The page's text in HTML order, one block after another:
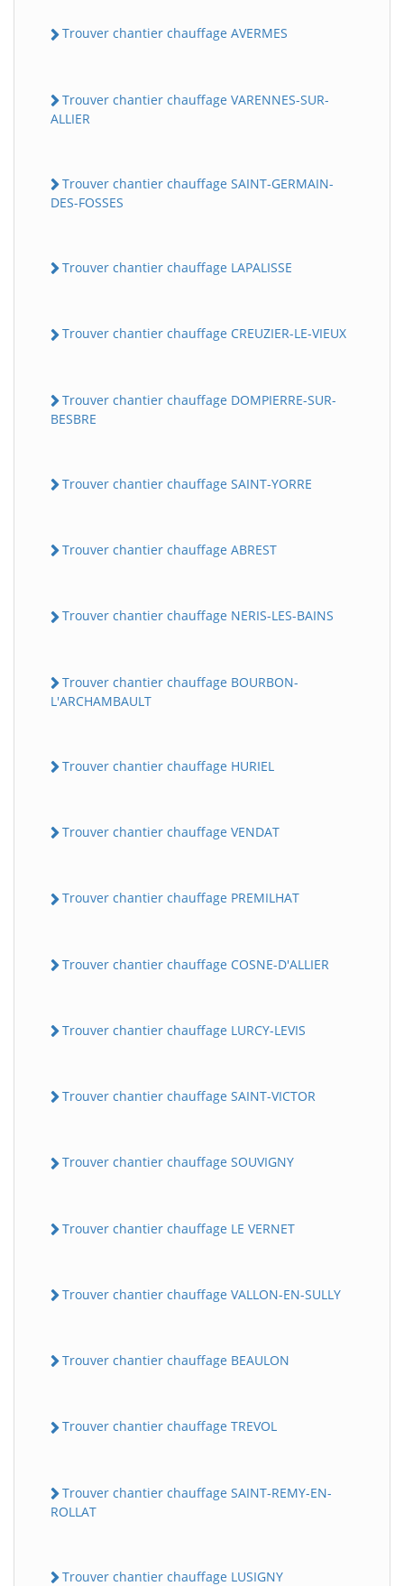
Trouver chantier chauffage AVERMES
Trouver chantier chauffage VARENNES-SUR-
ALLIER
Trouver chantier chauffage SAINT-GERMAIN-
DES-FOSSES
Trouver chantier chauffage LAPALISSE
Trouver chantier chauffage CREUZIER-LE-VIEUX
Trouver chantier chauffage DOMPIERRE-SUR-
BESBRE
Trouver chantier chauffage SAINT-YORRE
Trouver chantier chauffage ABREST
Trouver chantier chauffage NERIS-LES-BAINS
Trouver chantier chauffage BOURBON-
L'ARCHAMBAULT
Trouver chantier chauffage HURIEL
Trouver chantier chauffage VENDAT
Trouver chantier chauffage PREMILHAT
Trouver chantier chauffage COSNE-D'ALLIER
Trouver chantier chauffage LURCY-LEVIS
Trouver chantier chauffage SAINT-VICTOR
Trouver chantier chauffage SOUVIGNY
Trouver chantier chauffage LE VERNET
Trouver chantier chauffage VALLON-EN-SULLY
Trouver chantier chauffage BEAULON
Trouver chantier chauffage TREVOL
Trouver chantier chauffage SAINT-REMY-EN-
ROLLAT
Trouver chantier chauffage LUSIGNY